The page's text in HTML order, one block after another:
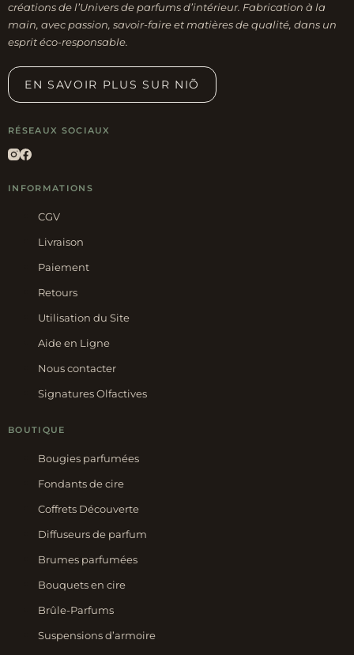
créations de l’Univers de parfums d’intérieur. Fabrication à la
main, avec passion, savoir-faire et matières de qualité, dans un
esprit éco-responsable.
EN SAVOIR PLUS SUR NIÕ
RÉSEAUX SOCIAUX
INFORMATIONS
CGV
Livraison
Paiement
Retours
Utilisation du Site
Aide en Ligne
Nous contacter
Signatures Olfactives
BOUTIQUE
Bougies parfumées
Fondants de cire
Coffrets Découverte
Diffuseurs de parfum
Brumes parfumées
Bouquets en cire
Brûle-Parfums
Suspensions d’armoire